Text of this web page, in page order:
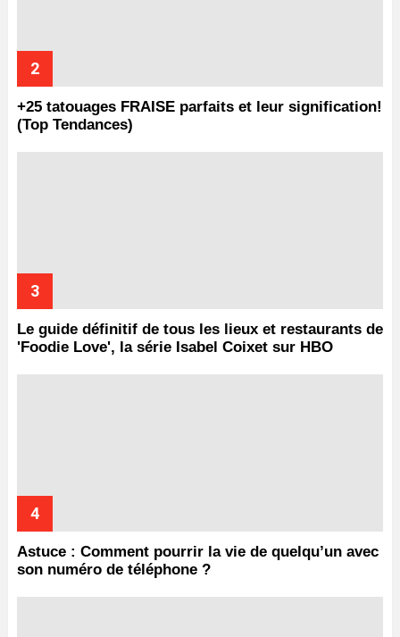
+25 tatouages ​​FRAISE parfaits et leur signification!
(Top Tendances)
Le guide définitif de tous les lieux et restaurants de
'Foodie Love', la série Isabel Coixet sur HBO
Astuce : Comment pourrir la vie de quelqu’un avec
son numéro de téléphone ?